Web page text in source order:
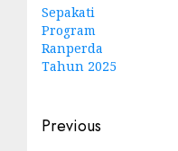
Sepakati
Program
Ranperda
Tahun 2025
Post
Previous